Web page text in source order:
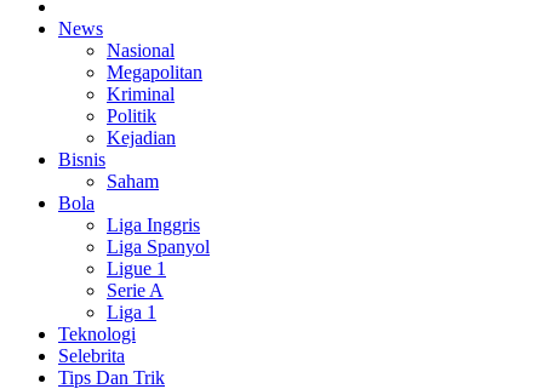
News
Nasional
Megapolitan
Kriminal
Politik
Kejadian
Bisnis
Saham
Bola
Liga Inggris
Liga Spanyol
Ligue 1
Serie A
Liga 1
Teknologi
Selebrita
Tips Dan Trik